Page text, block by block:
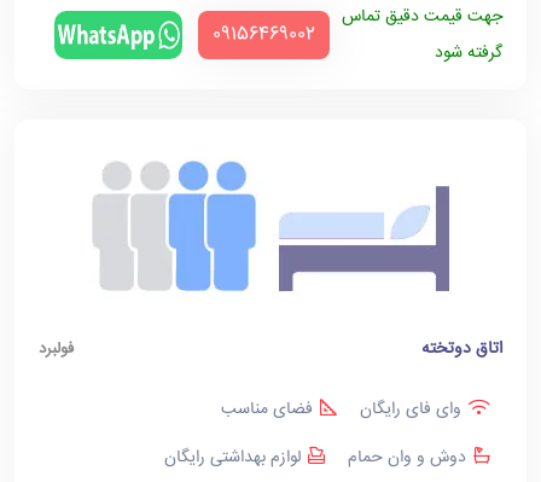
جهت قیمت دقیق تماس
گرفته شود
‪09156469002‬
اتاق دوتخته فولبرد
وای فای رایگان
فضای مناسب
دوش و وان حمام
لوازم بهداشتی رایگان